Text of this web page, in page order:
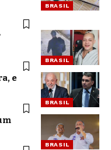
BRASIL
BRASIL
BRASIL
e
BRASIL